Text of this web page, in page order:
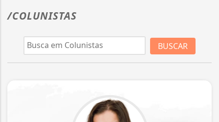
/COLUNISTAS
BUSCAR